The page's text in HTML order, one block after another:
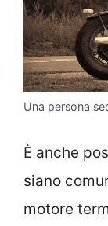
Una persona
È anche
siano
motore